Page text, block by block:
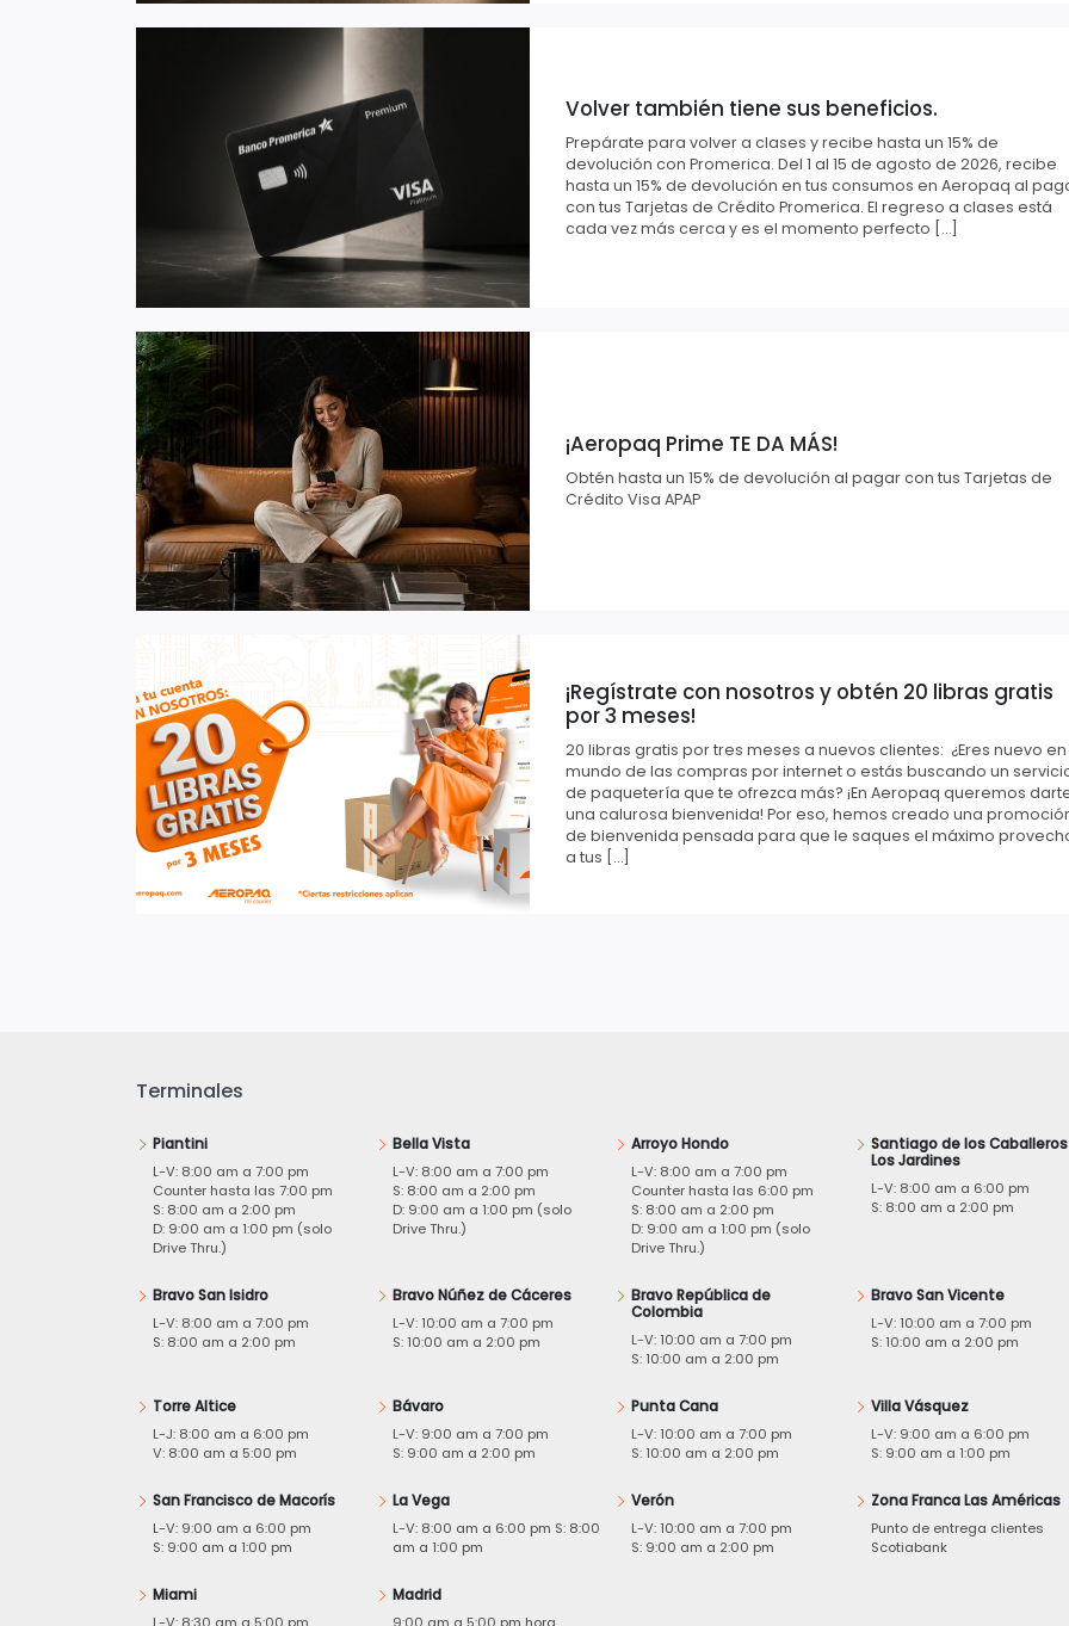
Volver también tiene sus beneficios.
Prepárate para volver a clases y recibe hasta un 15% de
devolución con Promerica. Del 1 al 15 de agosto de 2026, recibe
hasta un 15% de devolución en tus consumos en Aeropaq al
con tus Tarjetas de Crédito Promerica. El regreso a clases está
cada vez más cerca y es el momento perfecto […]
¡Aeropaq Prime TE DA MÁS!
Obtén hasta un 15% de devolución al pagar con tus Tarjetas de
Crédito Visa APAP
¡Regístrate con nosotros y obtén 20 libras gratis
por 3 meses!
20 libras gratis por tres meses a nuevos clientes: ¿Eres nuevo
mundo de las compras por internet o estás buscando un
de paquetería que te ofrezca más? ¡En Aeropaq queremos
una calurosa bienvenida! Por eso, hemos creado una
de bienvenida pensada para que le saques el máximo
a tus […]
Terminales
Piantini
L-V: 8:00 am a 7:00 pm
Counter hasta las 7:00 pm
S: 8:00 am a 2:00 pm
D: 9:00 am a 1:00 pm (solo
Drive Thru.)
Bella Vista
L-V: 8:00 am a 7:00 pm
S: 8:00 am a 2:00 pm
D: 9:00 am a 1:00 pm (solo
Drive Thru.)
Arroyo Hondo
L-V: 8:00 am a 7:00 pm
Counter hasta las 6:00 pm
S: 8:00 am a 2:00 pm
D: 9:00 am a 1:00 pm (solo
Drive Thru.)
Santiago de los
Los Jardines
L-V: 8:00 am a 6:00 pm
S: 8:00 am a 2:00 pm
Bravo San Isidro
L-V: 8:00 am a 7:00 pm
S: 8:00 am a 2:00 pm
Bravo Núñez de Cáceres
L-V: 10:00 am a 7:00 pm
S: 10:00 am a 2:00 pm
Bravo República de
Colombia
L-V: 10:00 am a 7:00 pm
S: 10:00 am a 2:00 pm
Bravo San Vicente
L-V: 10:00 am a 7:00 pm
S: 10:00 am a 2:00 pm
Torre Altice
L-J: 8:00 am a 6:00 pm
V: 8:00 am a 5:00 pm
Bávaro
L-V: 9:00 am a 7:00 pm
S: 9:00 am a 2:00 pm
Punta Cana
L-V: 10:00 am a 7:00 pm
S: 10:00 am a 2:00 pm
Villa Vásquez
L-V: 9:00 am a 6:00 pm
S: 9:00 am a 1:00 pm
San Francisco de Macorís
L-V: 9:00 am a 6:00 pm
S: 9:00 am a 1:00 pm
La Vega
L-V: 8:00 am a 6:00 pm S: 8:00
am a 1:00 pm
Verón
L-V: 10:00 am a 7:00 pm
S: 9:00 am a 2:00 pm
Zona Franca Las Américas
Punto de entrega clientes
Scotiabank
Miami
Madrid